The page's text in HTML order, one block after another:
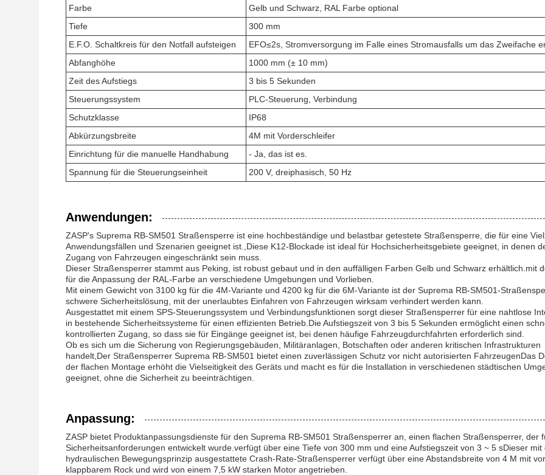
Farbe
Gelb und Schwarz, RAL Farbe optional
Tiefe
300 mm
E.F.O. Schaltkreis für den Notfall aufsteigen
EFO≤2s, Stromversorgung im Falle eines Stromausfalls um das Zweifache
Abfanghöhe
1000 mm (± 10 mm)
Zeit des Aufstiegs
3 bis 5 Sekunden
Steuerungssystem
PLC-Steuerung, Verbindung
Schutzklasse
IP68
Abkürzungsbreite
4M mit Vorderschleifer
Einrichtung für die manuelle Handhabung
- Ja, das ist es.
Spannung für die Steuerungseinheit
200 V, dreiphasisch, 50 Hz
Anwendungen:
ZASP's Suprema RB-SM501 Straßensperre ist eine hochbeständige und belastbar getestete Straßensperre, die für eine
Anwendungsfällen und Szenarien geeignet ist.,Diese K12-Blockade ist ideal für Hochsicherheitsgebiete geeignet, in denen
Zugang von Fahrzeugen eingeschränkt sein muss.
Dieser Straßensperrer stammt aus Peking, ist robust gebaut und in den auffälligen Farben Gelb und Schwarz erhältlich.mit
für die Anpassung der RAL-Farbe an verschiedene Umgebungen und Vorlieben.
Mit einem Gewicht von 3100 kg für die 4M-Variante und 4200 kg für die 6M-Variante ist der Suprema RB-SM501-
schwere Sicherheitslösung, mit der unerlaubtes Einfahren von Fahrzeugen wirksam verhindert werden kann.
Ausgestattet mit einem SPS-Steuerungssystem und Verbindungsfunktionen sorgt dieser Straßensperrer für eine nahtlose
in bestehende Sicherheitssysteme für einen effizienten Betrieb.Die Aufstiegszeit von 3 bis 5 Sekunden ermöglicht einen
kontrollierten Zugang, so dass sie für Eingänge geeignet ist, bei denen häufige Fahrzeugdurchfahrten erforderlich sind.
Ob es sich um die Sicherung von Regierungsgebäuden, Militäranlagen, Botschaften oder anderen kritischen Infrastrukturen
handelt,Der Straßensperrer Suprema RB-SM501 bietet einen zuverlässigen Schutz vor nicht autorisierten FahrzeugenDas
der flachen Montage erhöht die Vielseitigkeit des Geräts und macht es für die Installation in verschiedenen städtischen
geeignet, ohne die Sicherheit zu beeinträchtigen.
Anpassung:
ZASP bietet Produktanpassungsdienste für den Suprema RB-SM501 Straßensperrer an, einen flachen Straßensperrer, der
Sicherheitsanforderungen entwickelt wurde.verfügt über eine Tiefe von 300 mm und eine Aufstiegszeit von 3 ~ 5 sDieser mit
hydraulischen Bewegungsprinzip ausgestattete Crash-Rate-Straßensperrer verfügt über eine Abstandsbreite von 4 M mit
klappbarem Rock und wird von einem 7,5 kW starken Motor angetrieben.